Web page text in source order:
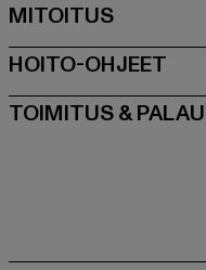
MITOITUS
HOITO-OHJEET
TOIMITUS &